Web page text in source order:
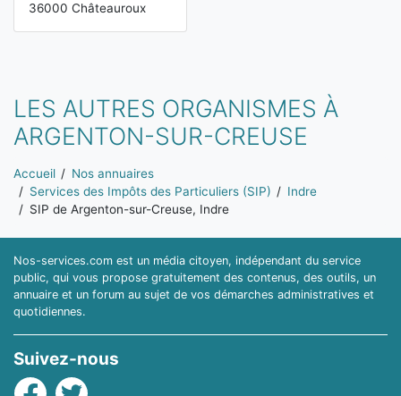
36000 Châteauroux
LES AUTRES ORGANISMES À
ARGENTON-SUR-CREUSE
Vous êtes ici:
Accueil
Nos annuaires
Services des Impôts des Particuliers (SIP)
Indre
SIP de Argenton-sur-Creuse, Indre
Nos-services.com est un média citoyen, indépendant du service
public, qui vous propose gratuitement des contenus, des outils, un
annuaire et un forum au sujet de vos démarches administratives et
quotidiennes.
Suivez-nous
Facebook
Twitter